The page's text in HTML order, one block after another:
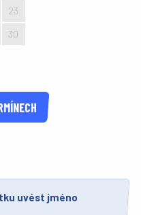
23
30
uvést jméno